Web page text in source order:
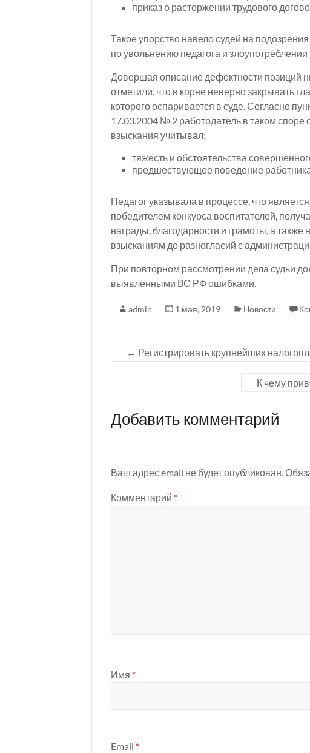
приказ о расторжении трудового
Такое упорство навело судей на
по увольнению педагога и
Довершая описание дефектности позиций
отметили, что в корне неверно закрывать
которого оспаривается в суде. Согласно
17.03.2004 № 2 работодатель в таком споре
взыскания учитывал:
тяжесть и обстоятельства
предшествующее поведение
Педагог указывала в процессе, что
победителем конкурса воспитателей,
награды, благодарности и грамоты, а
взысканиям до разногласий с
При повторном рассмотрении дела судьи
выявленными ВС РФ ошибками.
admin 1 мая, 2019 Новости
← Регистрировать крупнейших
К чему
Добавить комментарий
Ваш адрес email не будет опубликован.
Комментарий *
Имя *
Email *